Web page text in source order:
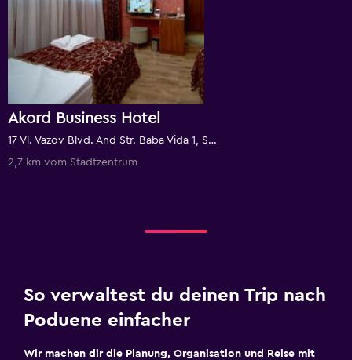
Akord Business Hotel
17 Vl. Vazov Blvd. And Str. Baba Vida 1, Sofia, Bulgarien
2,7 km vom Stadtzentrum
So verwaltest du deinen Trip nach
Poduene einfacher
Wir machen dir die Planung, Organisation und Reise mit